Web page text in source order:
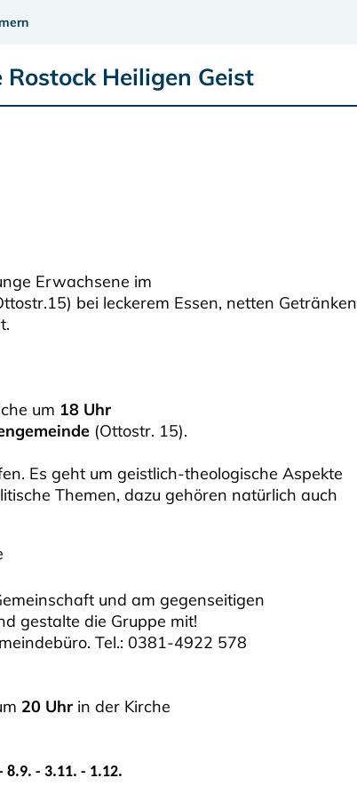
Heiligen Geist
Erwachsene im
bei leckerem Essen, netten Getränken
um 18 Uhr
(Ottostr. 15).
Es geht um geistlich-theologische Aspekte
Themen, dazu gehören natürlich auch
und am gegenseitigen
gestalte die Gruppe mit!
Tel.: 0381-4922 578
20 Uhr in der Kirche
- 3.11. - 1.12.